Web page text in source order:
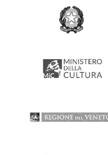
e Partner